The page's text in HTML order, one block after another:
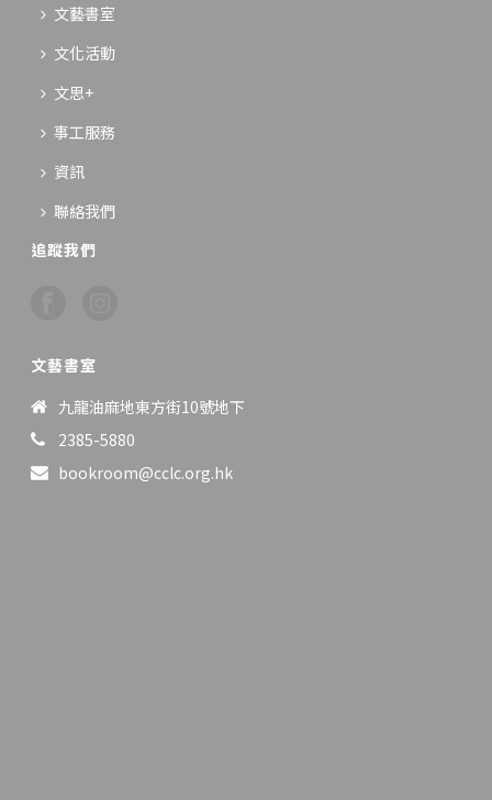
文藝書室
文化活動
文思+
事工服務
資訊
聯絡我們
追蹤我們
文藝書室
九龍油麻地東方街10號地下
2385-5880
bookroom@cclc.org.hk